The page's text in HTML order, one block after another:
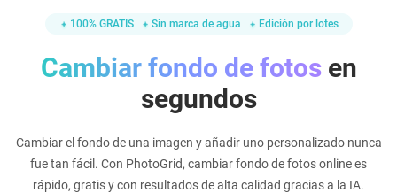
100% GRATIS Sin marca de agua Edición por lotes
Cambiar fondo de fotosen
segundos
Cambiar el fondo de una imagen y añadir uno personalizado nunca
fue tan fácil. Con PhotoGrid, cambiar fondo de fotos online es
rápido, gratis y con resultados de alta calidad gracias a la IA.